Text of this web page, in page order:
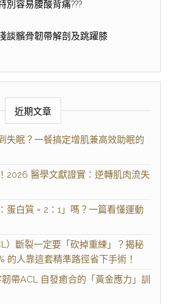
別容易腰酸背痛???
談髕骨韌帶解剖及跳躍膝
近期文章
失眠？一餐搞定增肌兼高效助眠的
2026 醫學文獻證實：逆轉肌肉流失
蛋白質 = 2：1」嗎？一篇看懂運動
）斷裂一定要「砍掉重練」？揭秘
的人靠這套精準路徑省下手術！
帶ACL 自發癒合的「黃金應力」訓